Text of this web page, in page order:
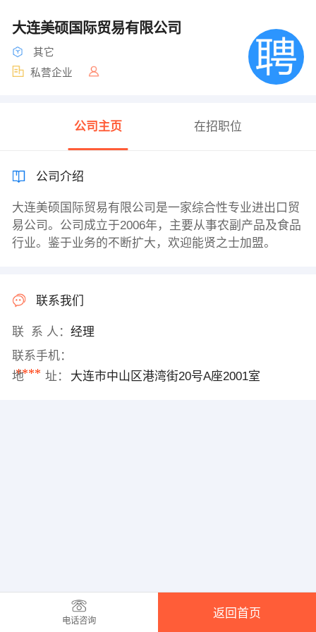
大连美硕国际贸易有限公司
其它
私营企业
公司主页 在招职位
公司介绍
大连美硕国际贸易有限公司是一家综合性专业进出口贸
易公司。公司成立于2006年，主要从事农副产品及食品
行业。鉴于业务的不断扩大，欢迎能贤之士加盟。
联系我们
联 系 人： 经理
联系手机：
****
地 址： 大连市中山区港湾街20号A座2001室
电话咨询
返回首页